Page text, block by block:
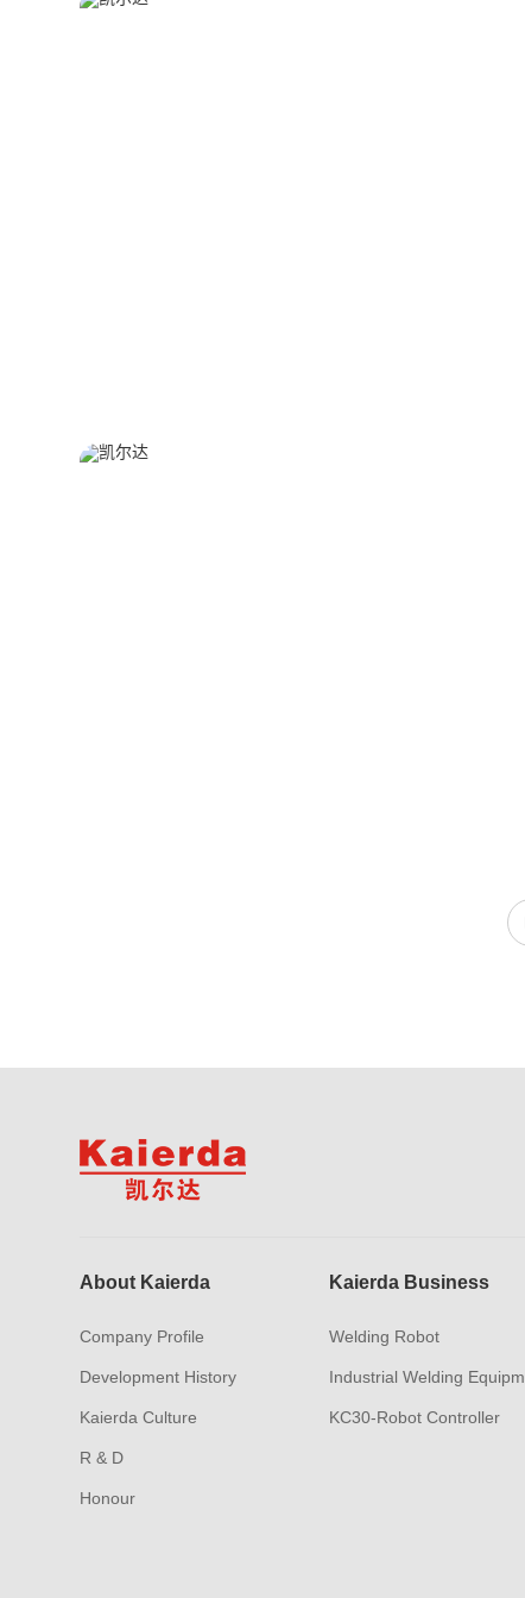
About Kaierda
Company Profile
Development History
Kaierda Culture
R & D
Honour
Kaierda Business
Welding Robot
Industrial Welding
KC30-Robot Controller